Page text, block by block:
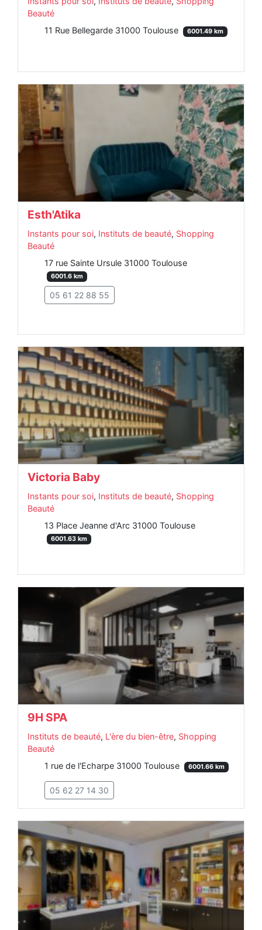
Beauté
11 Rue Bellegarde 31000 Toulouse
6001.49 km
Esth'Atika
Instants pour soi, Instituts de beauté, Shopping
Beauté
17 rue Sainte Ursule 31000 Toulouse
6001.6 km
05 61 22 88 55
Victoria Baby
Instants pour soi, Instituts de beauté, Shopping
Beauté
13 Place Jeanne d'Arc 31000 Toulouse
6001.63 km
9H SPA
Instituts de beauté, L'ère du bien-être, Shopping
Beauté
1 rue de l'Echarpe 31000 Toulouse
6001.66 km
05 62 27 14 30